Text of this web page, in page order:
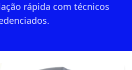
rápida com técnicos